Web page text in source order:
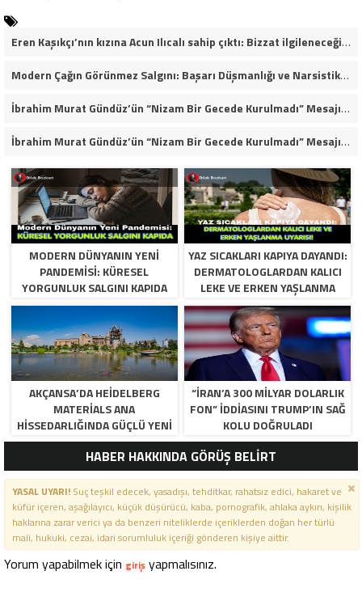
Eren Kaşıkçı’nın kızına Acun Ilıcalı sahip çıktı: Bizzat ilgileneceğim
Modern Çağın Görünmez Salgını: Başarı Düşmanlığı ve Narsistik Yükseliş
İbrahim Murat Gündüz’ün “Nizam Bir Gecede Kurulmadı” Mesajı Sosyal Medyada Geniş Yankı Uyandırdı
İbrahim Murat Gündüz’ün “Nizam Bir Gecede Kurulmadı” Mesajı Neden Viral Oldu?
MODERN DÜNYANIN YENI
PANDEMISI: KÜRESEL
YORGUNLUK SALGINI KAPIDA
YAZ SICAKLARI KAPIYA DAYANDI:
DERMATOLOGLARDAN KALICI
LEKE VE ERKEN YAŞLANMA
UYARISI!
AKÇANSA’DA HEIDELBERG
MATERIALS ANA
HISSEDARLIĞINDA GÜÇLÜ YENI
DÖNEM BAŞLIYOR
“İRAN’A 300 MILYAR DOLARLIK
FON” IDDIASINI TRUMP’IN SAĞ
KOLU DOĞRULADI
HABER HAKKINDA GÖRÜŞ BELİRT
YASAL UYARI!Suç teşkil edecek, yasadışı, tehditkar, rahatsız edici, hakaret ve
küfür içeren, aşağılayıcı, küçük düşürücü, kaba, pornografik, ahlaka aykırı, kişilik
haklarına zarar verici ya da benzeri niteliklerde içeriklerden doğan her türlü
mali, hukuki, cezai, idari sorumluluk içeriği gönderen kişiye aittir.
Yorum yapabilmek için giriş yapmalısınız.